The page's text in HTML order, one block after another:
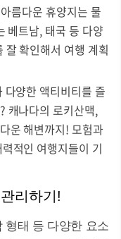
름다운 휴양지는 물
베트남, 태국 등 다양
확인해서 여행 계획
다양한 액티비티를 즐
캐나다의 로키산맥,
운 해변까지! 모험과
적인 여행지들이 기
리하기!
형태 등 다양한 요소